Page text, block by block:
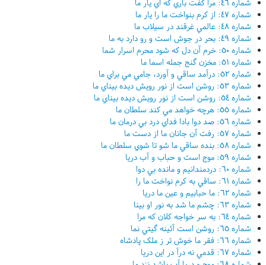
شماره ٤٦: مرا گفت باري که اي يار ما
شماره ٤٧: از کرم بنواخت ما را يار ما
شماره ٤٨: عالمي غرقند در سيلاب ما
شماره ٤٩: بحر در جوش است و رو دارد به ما
شماره ٥٠: خرم آن دل که شود محرم اسرار شما
شماره ٥١: مخزن گنج جمله اسما ما
شماره ٥٢: درآمد ساقي و آورد، جامي مي براي ما
شماره ٥٣: روشن است از نور رويش ديده بيناي ما
شماره ٥٤: روشن است از نور رويش ديده بيناي ما
شماره ٥٥: هرچه خواهد مي کند سلطان ما
شماره ٥٦: صد دوا بادا فداي درد بي درمان ما
شماره ٥٧: رفت آن جانان ما از دست ما
شماره ٥٨: بنده ساقي ما شو تا شوي سلطان ما
شماره ٥٩: موج است و حباب و آب دريا
شماره ٦٠: دردمندانيم و مانده بي دوا
شماره ٦١: ساقي به کرم نواخت ما را
شماره ٦٢: ما حبابيم و عين ما دريا
شماره ٦٣: چشم ما شد به نور او بينا
شماره ٦٤: به سر خواجه کلان که مرا
شماره ٦٥: روشن است آئينه گيتي نما
شماره ٦٦: فقر ما خوش تر ز ملک پادشاه
شماره ٦٧: قدمي نه درآ در اين دريا